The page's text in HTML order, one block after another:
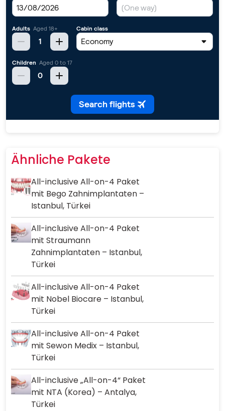
Ähnliche Pakete
All-inclusive All-on-4 Paket
mit Bego Zahnimplantaten –
Istanbul, Türkei
All-inclusive All-on-4 Paket
mit Straumann
Zahnimplantaten – Istanbul,
Türkei
All-inclusive All-on-4 Paket
mit Nobel Biocare – Istanbul,
Türkei
All-inclusive All-on-4 Paket
mit Sewon Medix – Istanbul,
Türkei
All-inclusive „All-on-4“ Paket
mit NTA (Korea) – Antalya,
Türkei